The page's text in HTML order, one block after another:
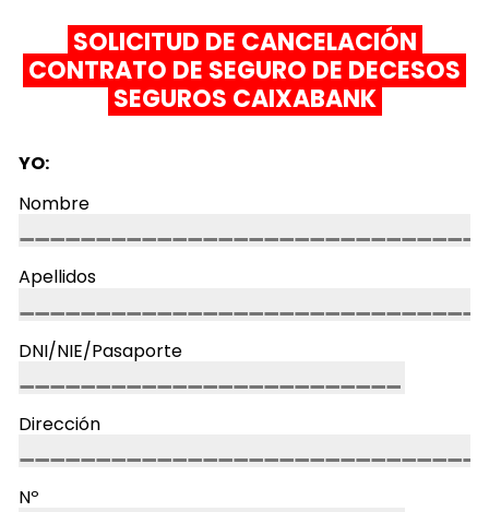
SOLICITUD DE CANCELACIÓN
CONTRATO DE SEGURO DE DECESOS
SEGUROS CAIXABANK
YO:
Nombre
Apellidos
DNI/NIE/Pasaporte
Dirección
Nº